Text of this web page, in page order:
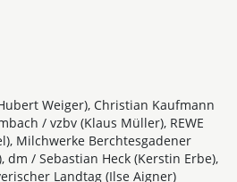
Weiger), Christian Kaufmann
/ vzbv (Klaus Müller), REWE
Milchwerke Berchtesgadener
dm / Sebastian Heck (Kerstin Erbe),
Landtag (Ilse Aigner)